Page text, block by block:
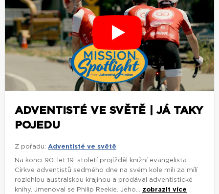
ADVENTISTÉ VE SVĚTĚ | JÁ TAKY
POJEDU
Z pořadu: Adventisté ve světě
Na konci 90. let 19. století projížděl knižní evangelista
Církve adventistů sedmého dne na svém kole míli za mílí
rozlehlou australskou krajinou a prodával adventistické
knihy. Jmenoval se Philip Reekie. Jeho... zobrazit více